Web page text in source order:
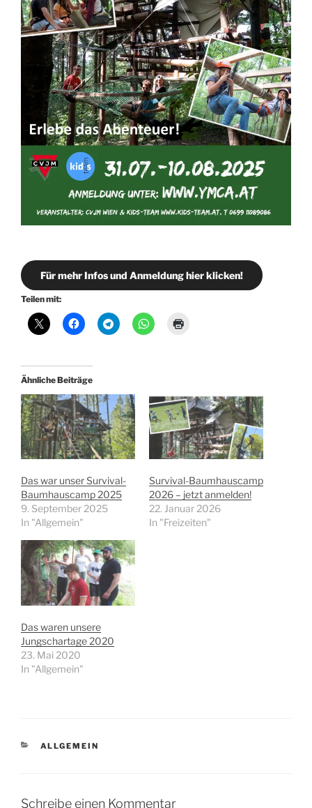
Für mehr Infos und Anmeldung hier klicken!
Teilen mit:
Ähnliche Beiträge
Das war unser Survival-
Baumhauscamp 2025
9. September 2025
In "Allgemein"
Survival-Baumhauscamp
2026 – jetzt anmelden!
22. Januar 2026
In "Freizeiten"
Das waren unsere
Jungschartage 2020
23. Mai 2020
In "Allgemein"
KATEGORIEN
ALLGEMEIN
Schreibe einen Kommentar